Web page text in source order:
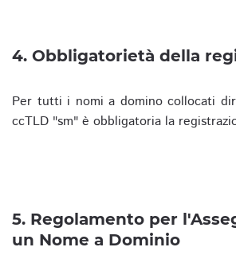
4. Obbligatorietà della
Per tutti i nomi a domino collocati
ccTLD "sm" è obbligatoria la
5. Regolamento per
un Nome a Dominio